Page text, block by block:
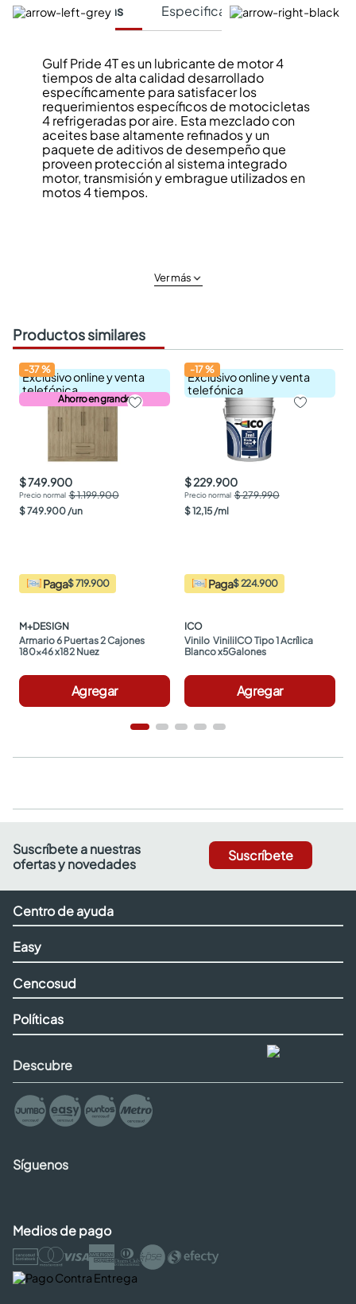
Características Especificaciones Técnicas
Gulf Pride 4T es un lubricante de motor 4
tiempos de alta calidad desarrollado
específicamente para satisfacer los
requerimientos específicos de motocicletas
4 refrigeradas por aire. Esta mezclado con
aceites base altamente refinados y un
paquete de aditivos de desempeño que
proveen protección al sistema integrado
motor, transmisión y embrague utilizados en
motos 4 tiempos.
Ver más
Productos similares
Exclusivo online y venta
telefónica
Ahorro en grande
-37%
$ 749.900
$ 1.199.900
$749.900 /un
Paga$ 719.900
M+DESIGN
Armario 6 Puertas 2 Cajones
180x46 x182 Nuez
Agregar
Exclusivo online y venta
telefónica
-17%
$ 229.900
$ 279.990
$12,15 /ml
Paga$ 224.900
ICO
Vinilo  ViniliICO Tipo 1 Acrílica
Blanco x5Galones
Agregar
Suscríbete a nuestras
ofertas y novedades
Suscríbete
Centro de ayuda
Easy
Cencosud
Políticas
Descubre
Síguenos
Medios de pago